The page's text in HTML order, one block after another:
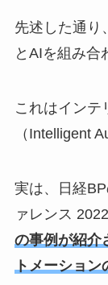
先述した通り
とAIを組み合
これはインテ
（Intelligent
実は、日経
ァレンス
の事例が紹介
トメーション